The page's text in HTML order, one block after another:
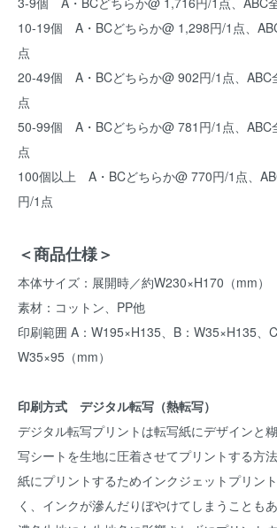
10-19個 A・BCどちらか@ 1,298円/1点、
点
20-49個 A・BCどちらか@ 902円/1点、ABC
点
50-99個 A・BCどちらか@ 781円/1点、ABC
点
100個以上 A・BCどちらか@ 770円/1点、
円/1点
＜商品仕様＞
本体サイズ：展開時／約W230×H170（mm）
素材：コットン、PP他
印刷範囲 A：W195×H135、B：W35×H135、C
W35×95（mm）
印刷方式 デジタル転写（熱転写）
デジタル転写プリントは転写紙にデザインと
写シートを生地に圧着させてプリントする方法
紙にプリントするためインクジェットプリン
く、インクが滲んだりぼやけてしまうこともあ